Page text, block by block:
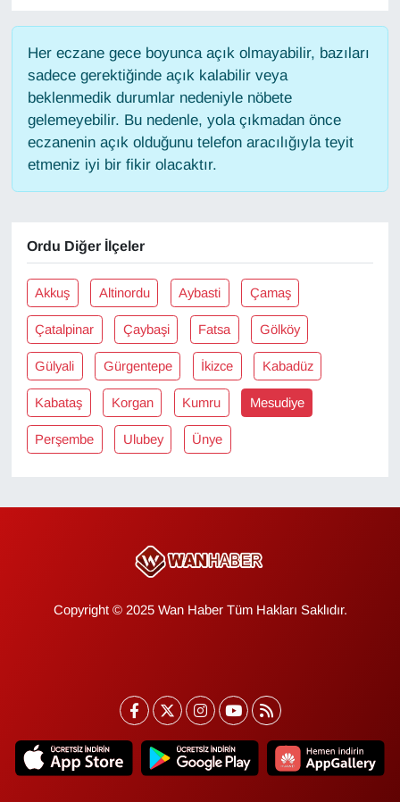
Her eczane gece boyunca açık olmayabilir, bazıları
sadece gerektiğinde açık kalabilir veya
beklenmedik durumlar nedeniyle nöbete
gelemeyebilir. Bu nedenle, yola çıkmadan önce
eczanenin açık olduğunu telefon aracılığıyla teyit
etmeniz iyi bir fikir olacaktır.
Ordu Diğer İlçeler
Akkuş Altinordu Aybasti Çamaş
Çatalpinar Çaybaşi Fatsa Gölköy
Gülyali Gürgentepe İkizce Kabadüz
Kabataş Korgan Kumru Mesudiye
Perşembe Ulubey Ünye
Copyright © 2025 Wan Haber Tüm Hakları Saklıdır.
Haber
HABERDE İNSAN
Kim Kimdir?
Kültür & Sanat
KURDÎ
MAGAZİN
ONE EKONOMİ
Seri İlan